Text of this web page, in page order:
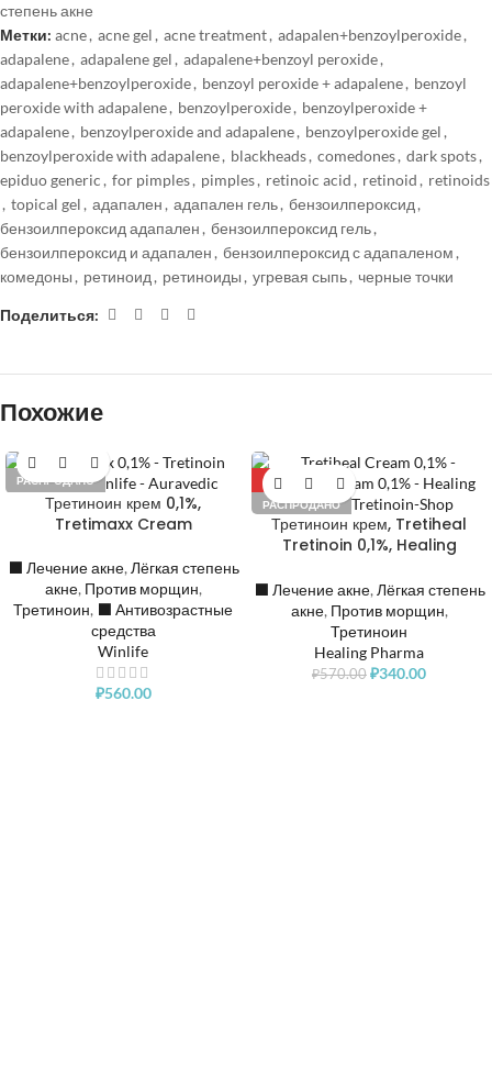
степень акне
Метки: acne, acne gel , acne treatment, adapalen+benzoylperoxide,
adapalene, adapalene gel , adapalene+benzoyl peroxide,
adapalene+benzoylperoxide, benzoyl peroxide + adapalene, benzoyl
peroxide with adapalene, benzoylperoxide, benzoylperoxide +
adapalene, benzoylperoxide and adapalene, benzoylperoxide gel ,
benzoylperoxide with adapalene, blackheads, comedones, dark spots,
epiduo generic , for pimples, pimples, retinoic acid , retinoid , retinoids
, topical gel , адапален , адапален гель, бензоилпероксид ,
бензоилпероксид адапален , бензоилпероксид гель,
бензоилпероксид и адапален , бензоилпероксид с адапаленом ,
комедоны , ретиноид , ретиноиды , угревая сыпь, черные точки
Поделиться:
Похожие
РАСПРОДАНО
Третиноин крем 0,1%,
Tretimaxx Cream
⬛️ Лечение акне, Лёгкая степень
акне, Против морщин,
Третиноин, ⬛️ Антивозрастные
средства
Winlife
₽560.00
-40%
РАСПРОДАНО
Третиноин крем, Tretiheal
Tretinoin 0,1%, Healing
⬛️ Лечение акне, Лёгкая степень
акне, Против морщин,
Третиноин
Healing Pharma
₽570.00 ₽340.00